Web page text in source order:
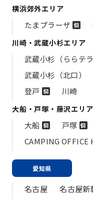
横浜郊外エリア
たまプラーザ 個
川崎・武蔵小杉エリア
武蔵小杉（ららテ
武蔵小杉（北口）
登戸 個 川崎
大船・戸塚・藤沢エリア
大船 個 戸塚 個
CAMPING OFFICE
愛知県
名古屋 名古屋新